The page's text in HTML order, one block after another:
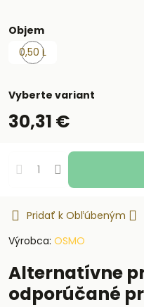
Objem
0,50 L
Vyberte variant
30,31 €
Pridať k Obľúbeným
Výrobca: OSMO
Alternatívne
odporúčané